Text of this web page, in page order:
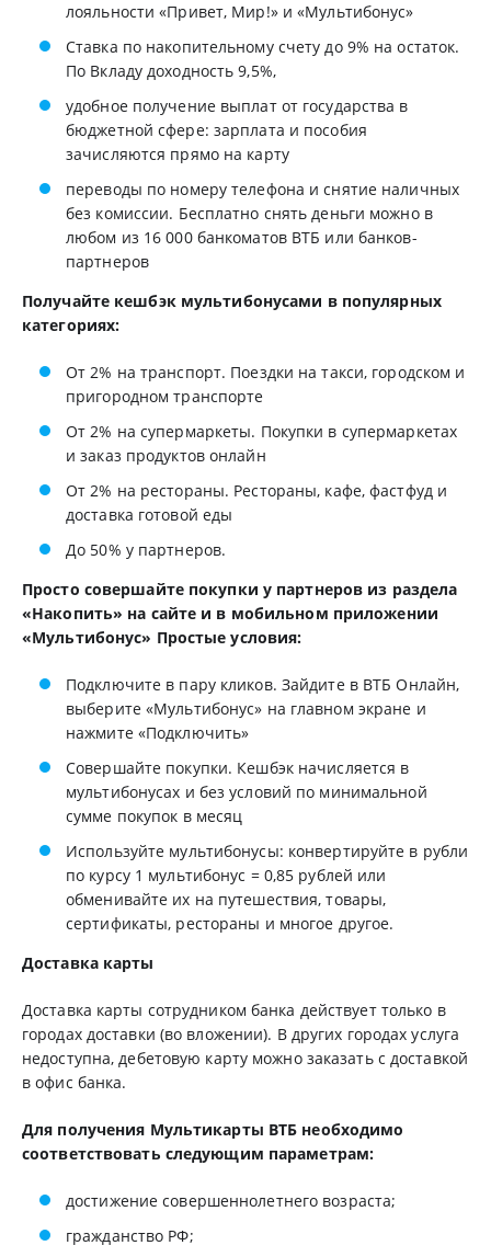
лояльности «Привет, Мир!» и «Мультибонус»
Ставка по накопительному счету до 9% на остаток.
По Вкладу доходность 9,5%,
удобное получение выплат от государства в
бюджетной сфере: зарплата и пособия
зачисляются прямо на карту
переводы по номеру телефона и снятие наличных
без комиссии. Бесплатно снять деньги можно в
любом из 16 000 банкоматов ВТБ или банков-
партнеров
Получайте кешбэк мультибонусами в популярных
категориях:
От 2% на транспорт. Поездки на такси, городском и
пригородном транспорте
От 2% на супермаркеты. Покупки в супермаркетах
и заказ продуктов онлайн
От 2% на рестораны. Рестораны, кафе, фастфуд и
доставка готовой еды
До 50% у партнеров.
Просто совершайте покупки у партнеров из раздела
«Накопить» на сайте и в мобильном приложении
«Мультибонус» Простые условия:
Подключите в пару кликов. Зайдите в ВТБ Онлайн,
выберите «Мультибонус» на главном экране и
нажмите «Подключить»
Совершайте покупки. Кешбэк начисляется в
мультибонусах и без условий по минимальной
сумме покупок в месяц
Используйте мультибонусы: конвертируйте в рубли
по курсу 1 мультибонус = 0,85 рублей или
обменивайте их на путешествия, товары,
сертификаты, рестораны и многое другое.
Доставка карты
Доставка карты сотрудником банка действует только в
городах доставки (во вложении). В других городах услуга
недоступна, дебетовую карту можно заказать с доставкой
в офис банка.
Для получения Мультикарты ВТБ необходимо
соответствовать следующим параметрам:
достижение совершеннолетнего возраста;
гражданство РФ;